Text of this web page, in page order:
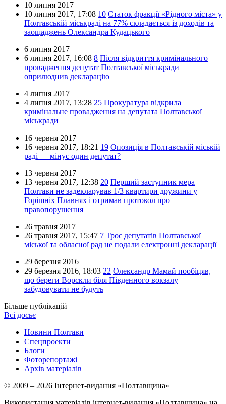
10 липня 2017
10 липня 2017, 17:08 10 Статок фракції «Рідного міста» у
Полтавській міськраді на 77% складається із доходів та
заощаджень Олександра Кудацького
6 липня 2017
6 липня 2017, 16:08 8 Після відкриття кримінального
провадження депутат Полтавської міськради
оприлюднив декларацію
4 липня 2017
4 липня 2017, 13:28 25 Прокуратура відкрила
кримінальне провадження на депутата Полтавської
міськради
16 червня 2017
16 червня 2017, 18:21 19 Опозиція в Полтавській міській
раді — мінус один депутат?
13 червня 2017
13 червня 2017, 12:38 20 Перший заступник мера
Полтави не задекларував 1/3 квартири дружини у
Горішніх Плавнях і отримав протокол про
правопорушення
26 травня 2017
26 травня 2017, 15:47 7 Троє депутатів Полтавської
міської та обласної рад не подали електронні декларації
29 березня 2016
29 березня 2016, 18:03 22 Олександр Мамай пообіцяв,
що береги Ворскли біля Південного вокзалу
забудовувати не будуть
Більше публікацій
Всі досьє
Новини Полтави
Спецпроекти
Блоги
Фоторепортажі
Архів матеріалів
© 2009 – 2026 Інтернет-видання «Полтавщина»